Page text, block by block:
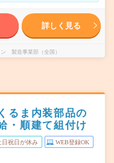
詳しく見る
製造事業部（全国）
るま内装部品の
・順建て組付け
日祝日が休み WEB登録OK